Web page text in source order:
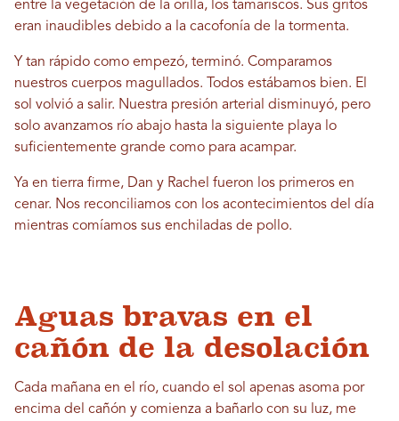
entre la vegetación de la orilla, los tamariscos. Sus gritos
eran inaudibles debido a la cacofonía de la tormenta.
Y tan rápido como empezó, terminó. Comparamos
nuestros cuerpos magullados. Todos estábamos bien. El
sol volvió a salir. Nuestra presión arterial disminuyó, pero
solo avanzamos río abajo hasta la siguiente playa lo
suficientemente grande como para acampar.
Ya en tierra firme, Dan y Rachel fueron los primeros en
cenar. Nos reconciliamos con los acontecimientos del día
mientras comíamos sus enchiladas de pollo.
Aguas bravas en el
cañón de la desolación
Cada mañana en el río, cuando el sol apenas asoma por
encima del cañón y comienza a bañarlo con su luz, me